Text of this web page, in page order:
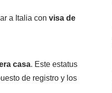
a Italia con visa de
casa. Este estatus
de registro y los